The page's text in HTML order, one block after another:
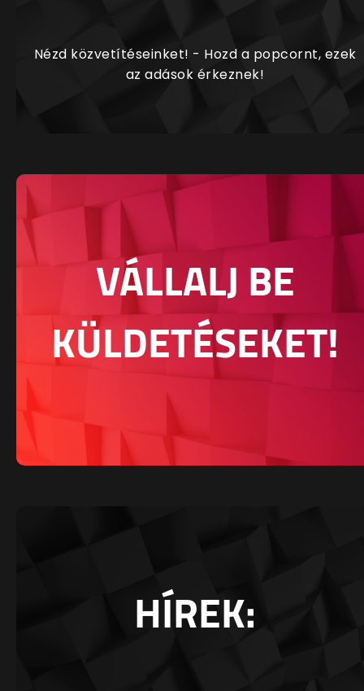
Nézd közvetítéseinket! - Hozd a popcornt, ezek
az adások érkeznek!
VÁLLALJ BE
KÜLDETÉSEKET!
HÍREK: